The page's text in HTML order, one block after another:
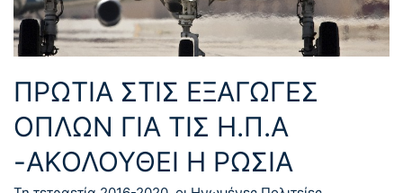
ΠΡΩΤΙΑ ΣΤΙΣ ΕΞΑΓΩΓΕΣ
ΟΠΛΩΝ ΓΙΑ ΤΙΣ Η.Π.Α
-ΑΚΟΛΟΥΘΕΙ Η ΡΩΣΙΑ